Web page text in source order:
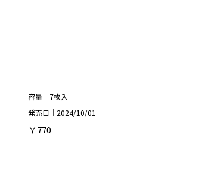
容量｜7枚入
発売日｜2024/10/01
￥770